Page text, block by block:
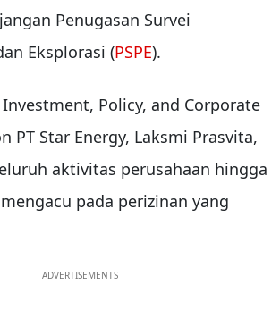
Penugasan Survei
Eksplorasi (PSPE).
Policy, and Corporate
PT Star Energy, Laksmi Prasvita,
aktivitas perusahaan hingga
pada perizinan yang
ADVERTISEMENTS